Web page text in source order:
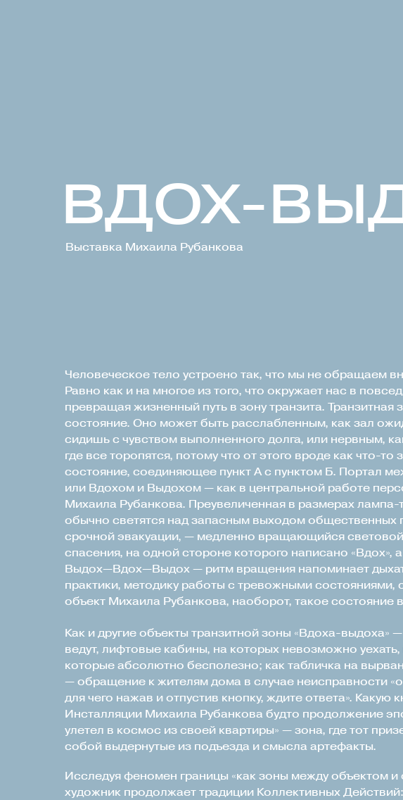
ВДОХ-
Выставка Михаила Рубанкова
Человеческое тело устроено так, что мы не обращаем
Равно как и на многое из того, что окружает нас в
превращая жизненный путь в зону транзита. Транзитная
состояние. Оно может быть расслабленным, как зал
сидишь с чувством выполненного долга, или нервным,
где все торопятся, потому что от этого вроде как что-то
состояние, соединяющее пункт А с пунктом Б. Портал
или Вдохом и Выдохом — как в центральной работе
Михаила Рубанкова. Преувеличенная в размерах лампа-
обычно светятся над запасным выходом общественных
срочной эвакуации, — медленно вращающийся световой
спасения, на одной стороне которого написано «Вдох»,
Выдох—Вдох—Выдох — ритм вращения напоминает
практики, методику работы с тревожными состояниями,
объект Михаила Рубанкова, наоборот, такое состояние
Как и другие объекты транзитной зоны «Вдоха-выдоха»
ведут, лифтовые кабины, на которых невозможно
которые абсолютно бесполезно; как табличка на
— обращение к жителям дома в случае неисправности
для чего нажав и отпустив кнопку, ждите ответа». Какую
Инсталляции Михаила Рубанкова будто продолжение
улетел в космос из своей квартиры» — зона, где тот
собой выдернутые из подъезда и смысла артефакты.
Исследуя феномен границы «как зоны между объектом
художник продолжает традиции Коллективных